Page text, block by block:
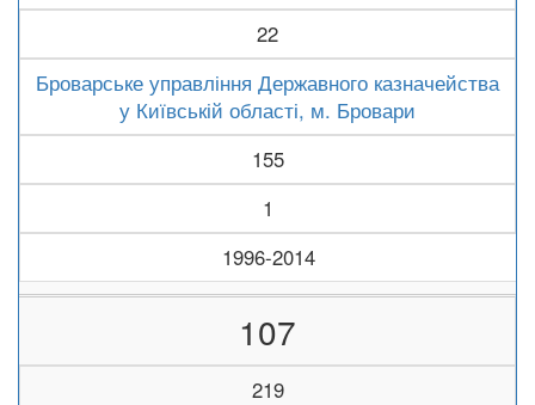
22
Броварське управління Державного казначейства
у Київській області, м. Бровари
155
1
1996-2014
107
219